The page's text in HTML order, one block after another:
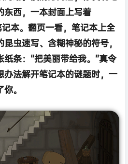
东西，一本封面上写着
本。翻页一看，笔记本上全
虫速写、含糊神秘的符号，
纸条：“把美丽带给我。”真令
办法解开笔记本的谜题时，一
。